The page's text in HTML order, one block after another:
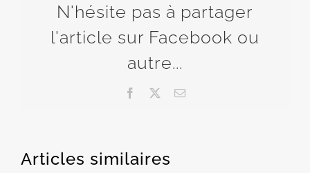
N'hésite pas à partager
l'article sur Facebook ou
autre...
Facebook Email
Articles similaires